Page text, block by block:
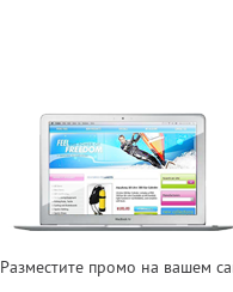
Разместите промо на вашем